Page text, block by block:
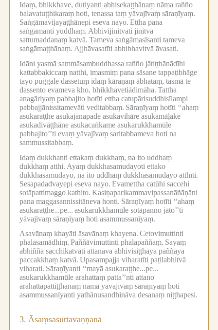
Idaṃ, bhikkhave, dutiyanti abhisekaṭṭhānaṃ nāma rañño
balavatuṭṭhikaraṃ hoti, tenassa taṃ yāvajīvaṃ sāraṇīyaṃ.
Saṅgāmavijayaṭṭhānepi eseva nayo. Ettha pana
saṅgāmanti yuddhaṃ. Abhivijinitvāti jinitvā
sattumaddanaṃ katvā. Tameva saṅgāmasīsanti tameva
saṅgāmaṭṭhānaṃ. Ajjhāvasatīti abhibhavitvā āvasati.
Idāni yasmā sammāsambuddhassa rañño jātiṭṭhānādīhi
kattabbakiccaṃ natthi, imasmiṃ pana sāsane tappaṭibhāge
tayo puggale dassetuṃ idaṃ kāraṇaṃ ābhataṃ, tasmā te
dassento evameva kho, bhikkhavetiādimāha. Tattha
anagāriyaṃ pabbajito hotīti ettha catupārisuddhisīlampi
pabbajjānissitamevāti veditabbaṃ. Sāraṇīyaṃ hotīti ‘‘ahaṃ
asukaraṭṭhe asukajanapade asukavihāre asukamāḷake
asukadivāṭṭhāne asukacaṅkame asukarukkhamūle
pabbajito’’ti evaṃ yāvajīvaṃ saritabbameva hoti na
sammussitabbaṃ.
Idaṃ dukkhanti ettakaṃ dukkhaṃ, na ito uddhaṃ
dukkhaṃ atthi. Ayaṃ dukkhasamudayoti ettako
dukkhasamudayo, na ito uddhaṃ dukkhasamudayo atthīti.
Sesapadadvayepi eseva nayo. Evamettha catūhi saccehi
sotāpattimaggo kathito. Kasiṇaparikammavipassanāñāṇāni
pana maggasannissitāneva honti. Sāraṇīyaṃ hotīti ‘‘ahaṃ
asukaraṭṭhe...pe... asukarukkhamūle sotāpanno jāto’’ti
yāvajīvaṃ sāraṇīyaṃ hoti asammussanīyaṃ.
Āsavānaṃ khayāti āsavānaṃ khayena. Cetovimuttinti
phalasamādhiṃ. Paññāvimuttinti phalapaññaṃ. Sayaṃ
abhiññā sacchikatvāti attanāva abhivisiṭṭhāya paññāya
paccakkhaṃ katvā. Upasampajja viharatīti paṭilabhitvā
viharati. Sāraṇīyanti ‘‘mayā asukaraṭṭhe...pe...
asukarukkhamūle arahattaṃ patta’’nti attano
arahattapattiṭṭhānaṃ nāma yāvajīvaṃ sāraṇīyaṃ hoti
asammussanīyanti yathānusandhināva desanaṃ niṭṭhapesi.
3. Āsaṃsasuttavaṇṇanā